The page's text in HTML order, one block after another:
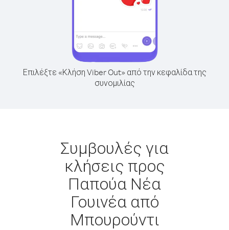
Επιλέξτε «Κλήση Viber Out» από την κεφαλίδα της
συνομιλίας
Συμβουλές για
κλήσεις προς
Παπούα Νέα
Γουινέα από
Μπουρούντι